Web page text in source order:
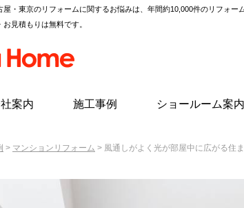
・東京のリフォームに関するお悩みは、年間約10,000件のリフォ
見積もりは無料です。
案内 施工事例 ショールーム案内
> マンションリフォーム > 風通しがよく光が部屋中に広がる住